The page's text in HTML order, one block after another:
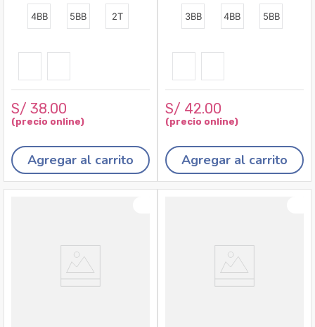
4BB 5BB 2T
S/ 38.00
Agregar al carrito
3BB 4BB 5BB
S/ 42.00
Agregar al carrito